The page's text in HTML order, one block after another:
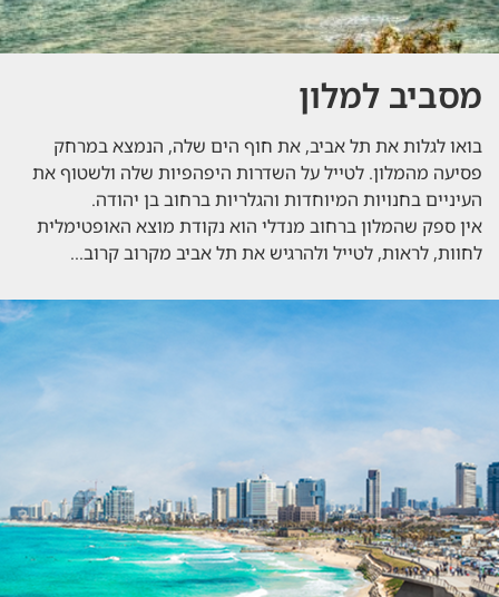
מסביב למלון
בואו לגלות את תל אביב, את חוף הים שלה, הנמצא במרחק
פסיעה מהמלון. לטייל על השדרות היפהפיות שלה ולשטוף את
העיניים בחנויות המיוחדות והגלריות ברחוב בן יהודה.
אין ספק שהמלון ברחוב מנדלי הוא נקודת מוצא האופטימלית
לחוות, לראות, לטייל ולהרגיש את תל אביב מקרוב קרוב...